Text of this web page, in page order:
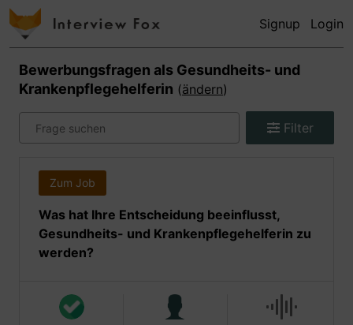
Signup Login
Bewerbungsfragen als Gesundheits- und
Krankenpflegehelferin (ändern)
Filter
Zum Job
Was hat Ihre Entscheidung beeinflusst,
Gesundheits- und Krankenpflegehelferin zu
werden?